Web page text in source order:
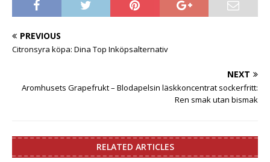
PREVIOUS
Citronsyra köpa: Dina Top Inköpsalternativ
NEXT
Aromhusets Grapefrukt – Blodapelsin läskkoncentrat sockerfritt:
Ren smak utan bismak
RELATED ARTICLES